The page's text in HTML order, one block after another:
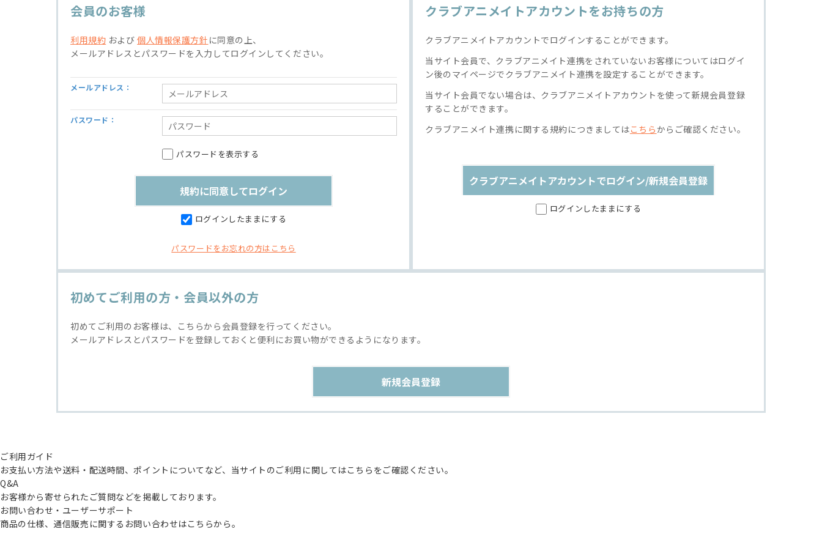
会員のお客様
利用規約 および個人情報保護方針 に同意の上、
メールアドレスとパスワードを入力してログインしてください。
メールアドレス：
パスワード：
パスワードを表示する
ログインしたままにする
パスワードをお忘れの方はこちら
クラブアニメイトアカウントをお持ちの方
クラブアニメイトアカウントでログインすることができます。
当サイト会員で、クラブアニメイト連携をされていないお客様についてはログイ
ン後のマイページでクラブアニメイト連携を設定することができます。
当サイト会員でない場合は、クラブアニメイトアカウントを使って新規会員登録
することができます。
クラブアニメイト連携に関する規約につきましてはこちらからご確認ください。
クラブアニメイトアカウントでログイン/新規会員登録
ログインしたままにする
初めてご利用の方・会員以外の方
初めてご利用のお客様は、こちらから会員登録を行ってください。
メールアドレスとパスワードを登録しておくと便利にお買い物ができるようになります。
ご利用ガイド
お支払い方法や送料・配送時間、ポイントについてなど、当サイトのご利用に関してはこちらをご確認ください。
Q&A
お客様から寄せられたご質問などを掲載しております。
お問い合わせ・ユーザーサポート
商品の仕様、通信販売に関するお問い合わせはこちらから。